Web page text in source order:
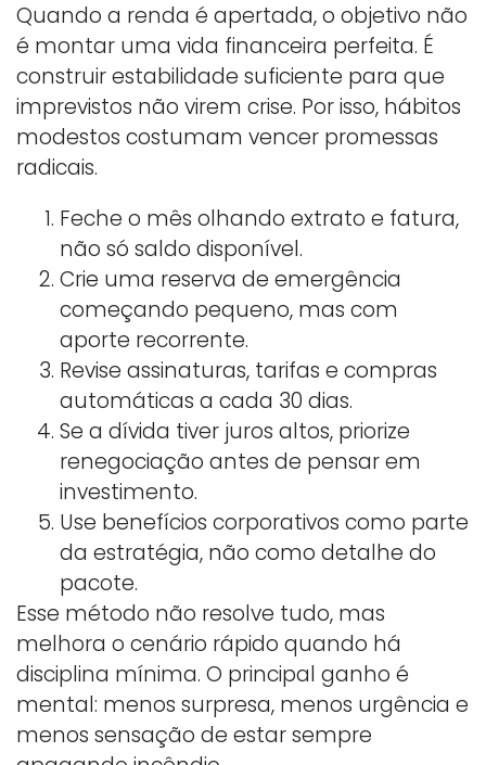
Quando a renda é apertada, o objetivo não
é montar uma vida financeira perfeita. É
construir estabilidade suficiente para que
imprevistos não virem crise. Por isso, hábitos
modestos costumam vencer promessas
radicais.
Feche o mês olhando extrato e fatura,
não só saldo disponível.
Crie uma reserva de emergência
começando pequeno, mas com
aporte recorrente.
Revise assinaturas, tarifas e compras
automáticas a cada 30 dias.
Se a dívida tiver juros altos, priorize
renegociação antes de pensar em
investimento.
Use benefícios corporativos como parte
da estratégia, não como detalhe do
pacote.
Esse método não resolve tudo, mas
melhora o cenário rápido quando há
disciplina mínima. O principal ganho é
mental: menos surpresa, menos urgência e
menos sensação de estar sempre